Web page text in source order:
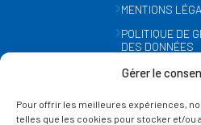
Gérer le
Pour offrir les meilleures expériences,
telles que les cookies pour stocker et/ou
MENTIONS
POLITIQUE DE
DES DONNÉES
GESTION DES